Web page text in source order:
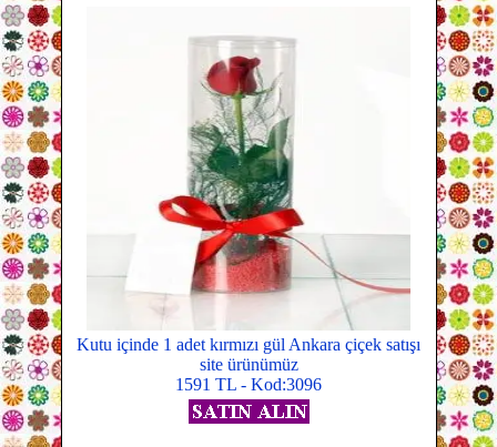
Kutu içinde 1 adet kırmızı gül Ankara çiçek satışı
site ürünümüz
1591 TL - Kod:3096